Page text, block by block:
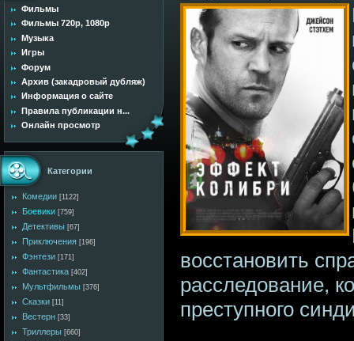
Фильмы
Фильмы 720p, 1080p
Музыка
Игры
Форум
Архив (закадровый дубляж)
Информация о сайте
Правила публикации н...
Онлайн просмотр
Категории
Комедии [1122]
Боевики [759]
Детективы [67]
Приключения [196]
Фэнтези [171]
Фантастика [402]
Мультфильмы [376]
Сказки [11]
Вестерн [33]
Триллеры [660]
восстановить
расследование,
преступного